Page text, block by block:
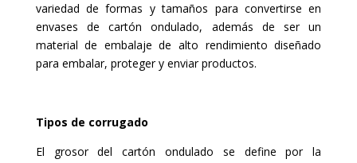
variedad de formas y tamaños para convertirse en
envases de cartón ondulado, además de ser un
material de embalaje de alto rendimiento diseñado
para embalar, proteger y enviar productos.
Tipos de corrugado
El grosor del cartón ondulado se define por la